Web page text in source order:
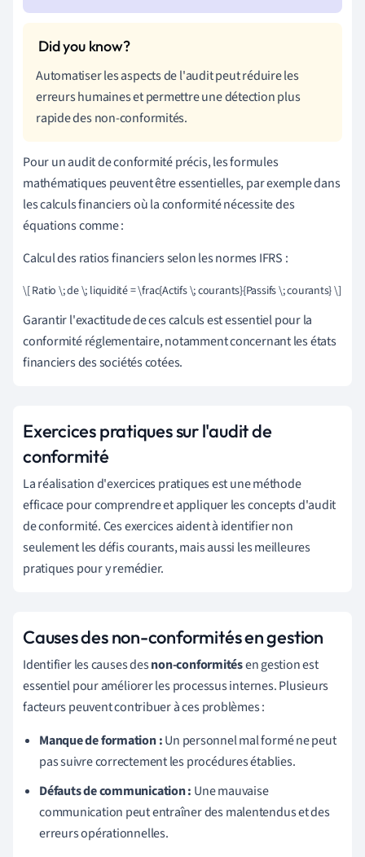
Automatiser les aspects de l'audit peut réduire les
erreurs humaines et permettre une détection plus
rapide des non-conformités.
Pour un audit de conformité précis, les formules
mathématiques peuvent être essentielles, par exemple dans
les calculs financiers où la conformité nécessite des
équations comme :
Calcul des ratios financiers selon les normes IFRS :
\[ Ratio \; de \; liquidité = \frac{Actifs \; courants}{Passifs \; courants} \]
Garantir l'exactitude de ces calculs est essentiel pour la
conformité réglementaire, notamment concernant les états
financiers des sociétés cotées.
Exercices pratiques sur l'audit de
conformité
La réalisation d'exercices pratiques est une méthode
efficace pour comprendre et appliquer les concepts d'audit
de conformité. Ces exercices aident à identifier non
seulement les défis courants, mais aussi les meilleures
pratiques pour y remédier.
Causes des non-conformités en gestion
Identifier les causes desnon-conformitésen gestion est
essentiel pour améliorer les processus internes. Plusieurs
facteurs peuvent contribuer à ces problèmes :
Manque de formation :Un personnel mal formé ne peut
pas suivre correctement les procédures établies.
Défauts de communication : Une mauvaise
communication peut entraîner des malentendus et des
erreurs opérationnelles.